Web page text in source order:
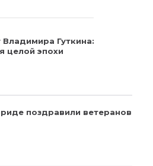
Владимира Гуткина:
целой эпохи
поздравили ветеранов